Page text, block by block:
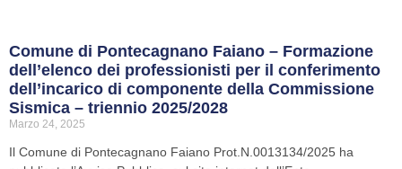
Comune di Pontecagnano Faiano – Formazione
dell’elenco dei professionisti per il conferimento
dell’incarico di componente della Commissione
Sismica – triennio 2025/2028
Marzo 24, 2025
Il Comune di Pontecagnano Faiano Prot.N.0013134/2025 ha